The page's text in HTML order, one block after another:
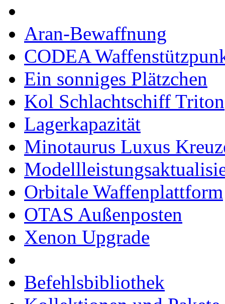
Aran-Bewaffnung
CODEA
Ein sonniges Plätzchen
Kol Schlachtschiff Triton
Lagerkapazität
Minotaurus Luxus
Orbitale Waffenplattform
OTAS Außenposten
Xenon Upgrade
Befehlsbibliothek